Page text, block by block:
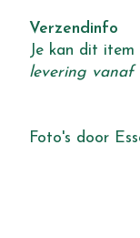
Verzendinfo
Je kan dit
levering vanaf
Foto's door